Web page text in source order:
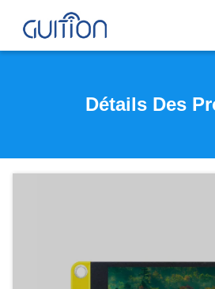
Détails Des